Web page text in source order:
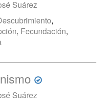
Suárez
,
, Fecundación,
Suárez